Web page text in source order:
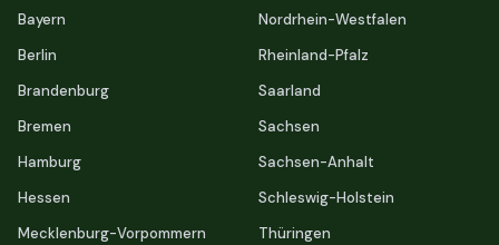
Bayern
Berlin
Brandenburg
Bremen
Hamburg
Hessen
Mecklenburg-Vorpommern
Nordrhein-Westfalen
Rheinland-Pfalz
Saarland
Sachsen
Sachsen-Anhalt
Schleswig-Holstein
Thüringen